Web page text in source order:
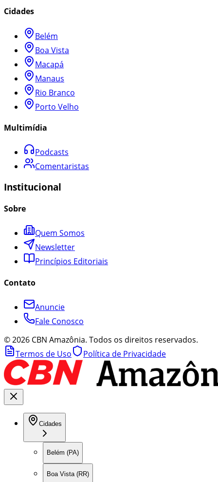
Cidades
Belém
Boa Vista
Macapá
Manaus
Rio Branco
Porto Velho
Multimídia
Podcasts
Comentaristas
Institucional
Sobre
Quem Somos
Newsletter
Princípios Editoriais
Contato
Anuncie
Fale Conosco
©2026 CBN Amazônia. Todos os direitos reservados.
Termos de Uso
Política de Privacidade
Cidades
Belém (PA)
Boa Vista (RR)